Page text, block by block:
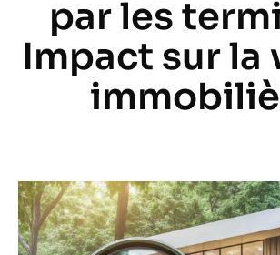
par les
Impact sur la